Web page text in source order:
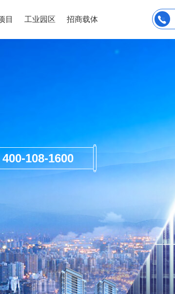
目 工业园区 招商载体
108-1600